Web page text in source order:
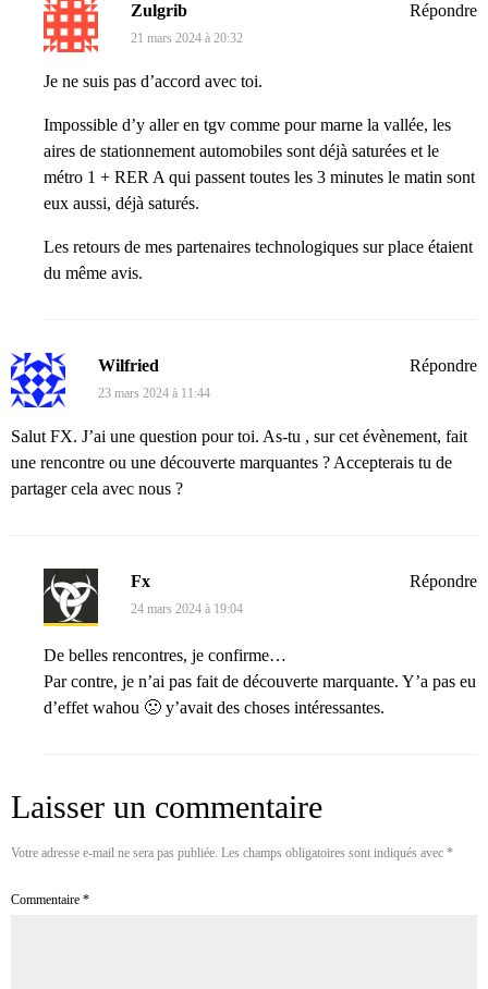
Zulgrib
21 mars 2024 à 20:32
Je ne suis pas d’accord avec toi.
Impossible d’y aller en tgv comme pour marne la vallée, les
aires de stationnement automobiles sont déjà saturées et le
métro 1 + RER A qui passent toutes les 3 minutes le matin sont
eux aussi, déjà saturés.
Les retours de mes partenaires technologiques sur place étaient
du même avis.
Répondre
Wilfried
23 mars 2024 à 11:44
Salut FX. J’ai une question pour toi. As-tu , sur cet évènement, fait
une rencontre ou une découverte marquantes ? Accepterais tu de
partager cela avec nous ?
Répondre
Fx
24 mars 2024 à 19:04
De belles rencontres, je confirme…
Par contre, je n’ai pas fait de découverte marquante. Y’a pas eu
d’effet wahou 🙁 y’avait des choses intéressantes.
Répondre
Laisser un commentaire
Votre adresse e-mail ne sera pas publiée. Les champs obligatoires sont indiqués avec *
Commentaire *